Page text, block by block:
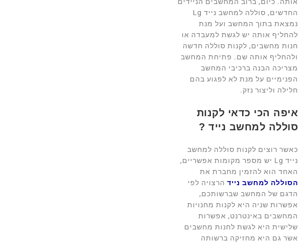
אותה. כיום, ברוב המחשבים הניידים
החדשים, סוללה למחשב נייד Lg
נמצאת בתוך המחשב ועל מנת
להחליף אותה יש לגשת למעבדה או
חנות מחשבים, לקנות סוללה חדשה
ולהחליף אותה שם. פתיחת המחשב
מצריכה הבנה ברכיבי המחשב
הפנימיים על מנת לא לפגוע בהם
חלילה וליצור נזק.
איפה הכי כדאי לקנות
סוללה למחשב נייד ?
כאשר רוצים לקנות סוללה למחשב
נייד Lg יש מספר מקומות אפשריים,
האחד הוא להזמין מחברת את
הסוללה למחשב נייד הרצויה לפי
הדגם של המחשב שברשותכם,
אפשרות שניה היא לקנות מחנויות
המחשבים באינטרנט, אפשרות
שלישית היא לגשת לחנות מחשבים
אשר גם היא מחזיקה ברשותה